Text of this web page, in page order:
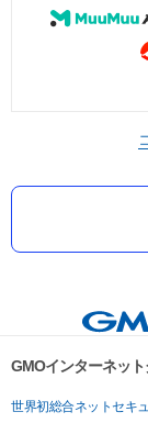
GMOインターネッ
世界初総合ネットセキ